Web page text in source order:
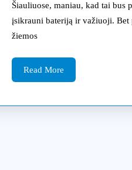
žiemai
ir
vasarai
Šiauliuose, maniau, kad tai bus
įsikrauni bateriją ir važiuoji. Bet
žiemos
Read MoreRead
More